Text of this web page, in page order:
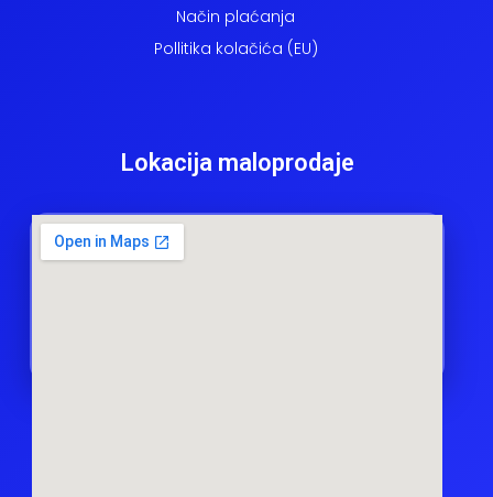
Način plaćanja
Pollitika kolačića (EU)
Lokacija maloprodaje